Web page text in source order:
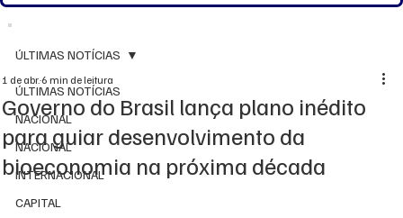
ÚLTIMAS NOTÍCIAS
NACIONAL
NACIONAL
INTERNACIONAL
CAPITAL
ÚLTIMAS NOTÍCIAS
Governo do Brasil lança plano inédito
para guiar desenvolvimento da
bioeconomia na próxima década
1 de abr.6 min de leitura